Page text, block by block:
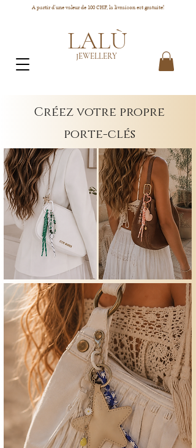
A partir d'une valeur de 100 CHF, la livraison est gratuite!
LALÙ
JEWELLERY
Créez votre propre
porte-clés